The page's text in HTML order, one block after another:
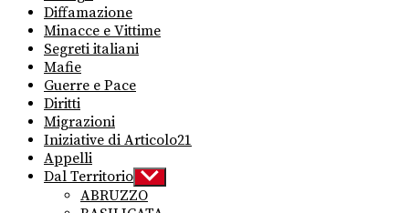
Diffamazione
Minacce e Vittime
Segreti italiani
Mafie
Guerre e Pace
Diritti
Migrazioni
Iniziative di Articolo21
Appelli
Dal Territorio Show
sub
menu
ABRUZZO